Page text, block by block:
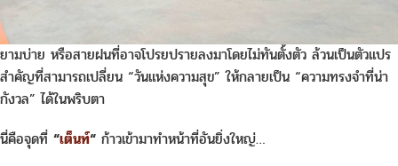
ในขณะเดียวกัน ธรรมชาติก็เป็นสิ่งที่คาดเดาไม่ได้ที่สุด แสงแดดที่แผดเผาใน
ยามบ่าย หรือสายฝนที่อาจโปรยปรายลงมาโดยไม่ทันตั้งตัว ล้วนเป็นตัวแปร
สำคัญที่สามารถเปลี่ยน “วันแห่งความสุข” ให้กลายเป็น “ความทรงจำที่น่า
กังวล” ได้ในพริบตา
นี่คือจุดที่ “เต็นท์“ ก้าวเข้ามาทำหน้าที่อันยิ่งใหญ่…